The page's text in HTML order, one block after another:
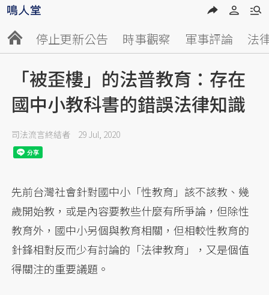
停止更新公告 時事觀察 軍事評論 法
「被歪樓」的法普教育：存在
國中小教科書的錯誤法律知識
司法流言終結者 29 Jul, 2020
先前台灣社會針對國中小「性教育」該不該教、幾
歲開始教，或是內容要教些什麼有所爭論，但除性
教育外，國中小另個與教育相關，但相較性教育的
針鋒相對反而少有討論的「法律教育」，又是個值
得關注的重要議題。